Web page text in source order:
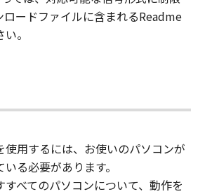
等を得ることなしに、本ソフト
は一部を、直接または間接に
ロードファイルに含まれるReadme
。
使用するには、お使いのパソコンが
る必要があります。
べてのパソコンについて、動作を